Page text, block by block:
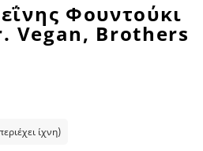
Φουντούκι
Vegan, Brothers
ίχνη)